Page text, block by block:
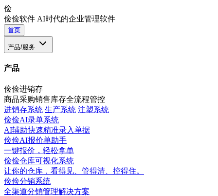
俭
俭俭软件 AI时代的企业管理软件
首页
产品/服务
产品
俭俭进销存
商品采购销售库存全流程管控
进销存系统 生产系统 注塑系统
俭俭AI录单系统
AI辅助快速精准录入单据
俭俭AI报价单助手
一键报价，轻松拿单
俭俭仓库可视化系统
让你的仓库，看得见、管得清、控得住。
俭俭分销系统
全渠道分销管理解决方案